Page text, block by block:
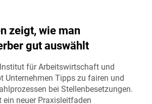
zeigt, wie man
gut auswählt
für Arbeitswirtschaft und
Unternehmen Tipps zu fairen und
bei Stellenbesetzungen.
ein neuer Praxisleitfaden